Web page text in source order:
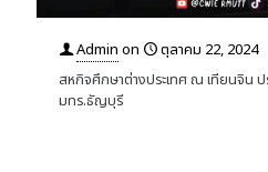
Admin on
ตุลาคม 22, 2024
สหกิจศึกษาต่างประเทศ ณ เทียนจิน
มทร.ธัญบุรี